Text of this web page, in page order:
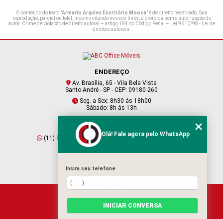
O conteúdo do texto "Armario Arquivo Escritório Mooca" é de direito reservado. Sua
reprodução, parcial ou total, mesmo citando nossos links, é proibida sem a autorização do
autor. Crime de violação de direito autoral – artigo 184 do Código Penal – Lei 9610/98 - Lei de
direitos autorais.
ENDEREÇO
Av. Brasília, 65 - Vila Bela Vista
Santo André - SP - CEP: 09180-260
Seg. a Sex: 8h30 ás 18h00
Sábado: 8h ás 13h
CONTATO
(11) 95409-2229
(11) 4901-6045
vendas@abcofficemoveis.com.br
HOME
SOBRE NÓS
PRODUTOS
Olá! Fale agora pelo WhatsApp
Insira seu telefone
INICIAR CONVERSA